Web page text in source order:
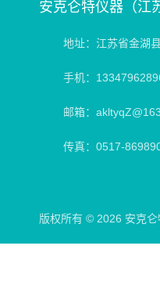
安克仑特仪器（江
地址：江苏省金湖
手机：
邮箱：
传真：0517-
版权所有 © 2026 安克